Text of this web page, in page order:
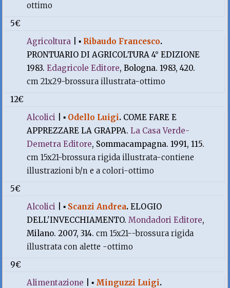
ottimo
5€
Agricoltura |▪ Ribaudo Francesco.
PRONTUARIO DI AGRICOLTURA 4° EDIZIONE
1983.Edagricole Editore, Bologna. 1983, 420.
cm 21x29-brossura illustrata-ottimo
12€
Alcolici |▪ Odello Luigi. COME FARE E
APPREZZARE LA GRAPPA.La Casa Verde-
Demetra Editore, Sommacampagna. 1991, 115.
cm 15x21-brossura rigida illustrata-contiene
illustrazioni b/n e a colori-ottimo
5€
Alcolici |▪ Scanzi Andrea.ELOGIO
DELL'INVECCHIAMENTO.Mondadori Editore,
Milano. 2007, 314.cm 15x21--brossura rigida
illustrata con alette -ottimo
9€
Alimentazione |▪ Minguzzi Luigi.